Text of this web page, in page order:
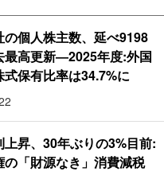
の個人株主数、延べ9198
最高更新―2025年度:外国
式保有比率は34.7%に
上昇、30年ぶりの3%目前:
の「財源なき」消費減税